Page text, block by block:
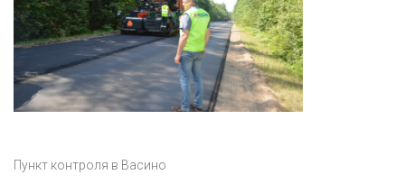
Пункт контроля в Васино